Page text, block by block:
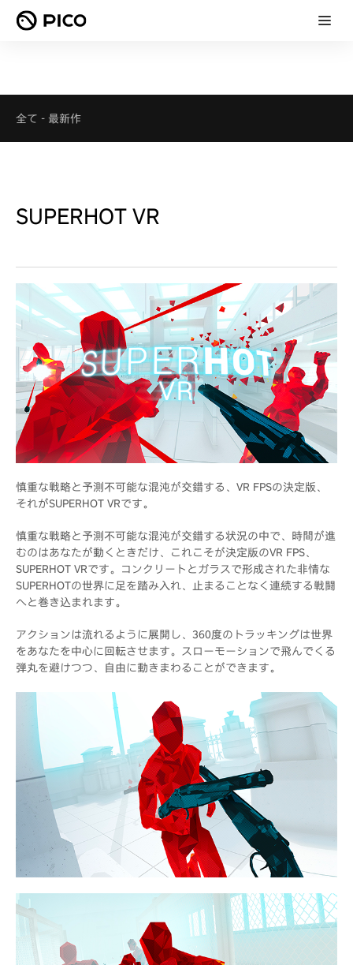
全て - 最新作
SUPERHOT VR
慎重な戦略と予測不可能な混沌が交錯する、VR FPSの決定版、
それがSUPERHOT VRです。
慎重な戦略と予測不可能な混沌が交錯する状況の中で、時間が進
むのはあなたが動くときだけ、これこそが決定版のVR FPS、
SUPERHOT VRです。コンクリートとガラスで形成された非情な
SUPERHOTの世界に足を踏み入れ、止まることなく連続する戦闘
へと巻き込まれます。
アクションは流れるように展開し、360度のトラッキングは世界
をあなたを中心に回転させます。スローモーションで飛んでくる
弾丸を避けつつ、自由に動きまわることができます。